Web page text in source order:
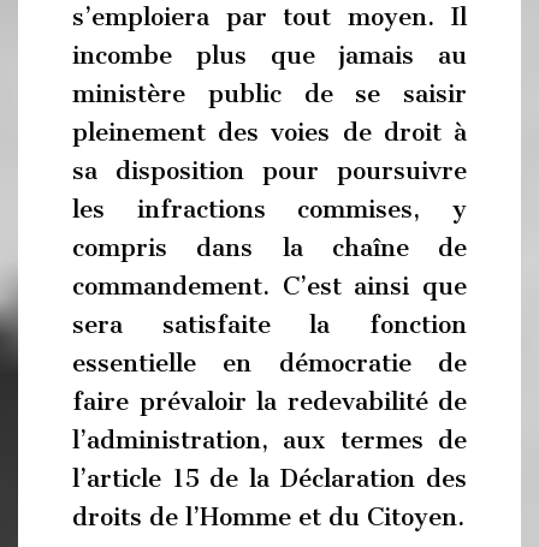
s’emploiera par tout moyen. Il
incombe plus que jamais au
ministère public de se saisir
pleinement des voies de droit à
sa disposition pour poursuivre
les infractions commises, y
compris dans la chaîne de
commandement. C’est ainsi que
sera satisfaite la fonction
essentielle en démocratie de
faire prévaloir la redevabilité de
l’administration, aux termes de
l’article 15 de la Déclaration des
droits de l’Homme et du Citoyen.